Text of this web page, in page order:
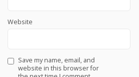
Website
Save my name, email, and
website in this browser for